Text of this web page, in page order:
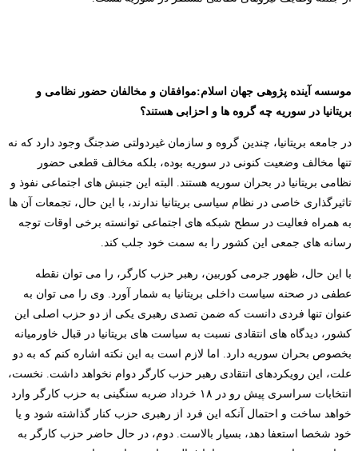
موسسه آینده پژوهی جهان اسلام:موافقان و مخالفان حضور نظامی و
بریتانیا در سوریه چه گروه ها و احزابی هستند؟
در جامعه بریتانیا، چندین گروه و سازمان غیردولتی ضدجنگ وجود دارد که نه
تنها مخالف وضعیت کنونی در سوریه بوده، بلکه مخالف قطعی حضور
نظامی بریتانیا در بحران سوریه هستند. البته این جنبش های اجتماعی نفوذ و
تاثیرگذاری خاصی در نظام سیاسی بریتانیا ندارند، با این حال، تجمعات آن ها
به همراه فعالیت در سطح شبکه های اجتماعی توانسته برخی اوقات توجه
رسانه های جمعی این کشور را به سمت خود جلب کند.
با این حال، ظهور جرمی کوربین، رهبر حزب کارگر، را می توان نقطه
عطفی در صحنه سیاست داخلی بریتانیا به شمار آورد. وی را می توان به
عنوان تنها فردی دانست که ضمن تصدی رهبری یکی از دو حزب اصلی این
کشور، دیدگاه های انتقادی نسبت به سیاست های بریتانیا در قبال خاورمیانه
بخصوص بحران سوریه دارد. اما لازم است به این نکته اشاره کنم که به دو
علت، این رویکردهای انتقادی رهبر حزب کارگر دوام نخواهد داشت. نخست،
انتخابات سراسری پیش رو در ۱۸ خرداد ضربه سنگینی به حزب کارگر وارد
خواهد ساخت و احتمال آنکه این فرد از رهبری حزب کنار گذاشته شود و یا
خود شخصا استعفا دهد، بسیار بالاست. دوم، در حال حاضر حزب کارگر به